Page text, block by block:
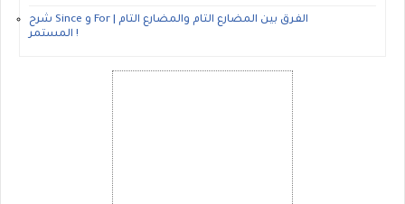
شرح Since و For | الفرق بين المضارع التام والمضارع التام
المستمر !